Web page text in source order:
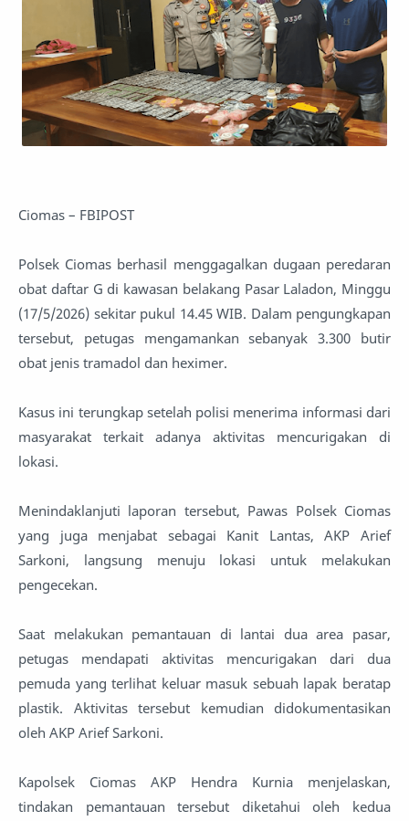
Ciomas – FBIPOST
Polsek Ciomas berhasil menggagalkan dugaan peredaran
obat daftar G di kawasan belakang Pasar Laladon, Minggu
(17/5/2026) sekitar pukul 14.45 WIB. Dalam pengungkapan
tersebut, petugas mengamankan sebanyak 3.300 butir
obat jenis tramadol dan heximer.
Kasus ini terungkap setelah polisi menerima informasi dari
masyarakat terkait adanya aktivitas mencurigakan di
lokasi.
Menindaklanjuti laporan tersebut, Pawas Polsek Ciomas
yang juga menjabat sebagai Kanit Lantas, AKP Arief
Sarkoni, langsung menuju lokasi untuk melakukan
pengecekan.
Saat melakukan pemantauan di lantai dua area pasar,
petugas mendapati aktivitas mencurigakan dari dua
pemuda yang terlihat keluar masuk sebuah lapak beratap
plastik. Aktivitas tersebut kemudian didokumentasikan
oleh AKP Arief Sarkoni.
Kapolsek Ciomas AKP Hendra Kurnia menjelaskan,
tindakan pemantauan tersebut diketahui oleh kedua